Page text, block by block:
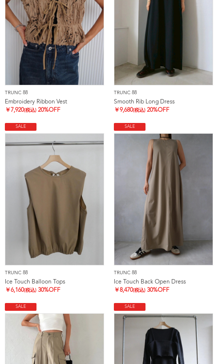
TRUNC 88
Embroidery Ribbon Vest
￥ 7,920(税込) 20%OFF
TRUNC 88
Smooth Rib Long Dress
￥9,680(税込) 20%OFF
SALE
TRUNC 88
Ice Touch Balloon Tops
￥6,160(税込) 30%OFF
SALE
TRUNC 88
Ice Touch Back Open Dress
￥8,470(税込) 30%OFF
SALE SALE